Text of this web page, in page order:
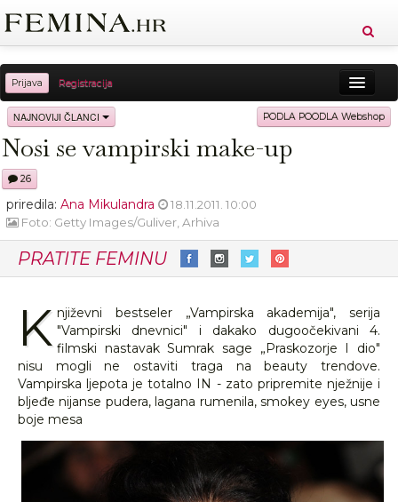
Prijava Registracija
Sreća Zdravlje Vitkost
Moda Ljubav Relax Putovanja
NAJNOVIJI ČLANCI PODLA POODLA Webshop
Nosi se vampirski make-up
26
priredila: Ana Mikulandra
18.11.2011. 10:00
Foto: Getty Images/Guliver, Arhiva
PRATITE FEMINU
K njiževni bestseler „Vampirska akademija", serija
"Vampirski dnevnici" i dakako dugoočekivani 4.
filmski nastavak Sumrak sage „Praskozorje I dio"
nisu mogli ne ostaviti traga na beauty trendove.
Vampirska ljepota je totalno IN - zato pripremite nježnije i
bljeđe nijanse pudera, lagana rumenila, smokey eyes, usne
boje mesa